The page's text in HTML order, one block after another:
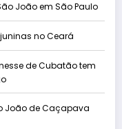
João em São Paulo
no Ceará
de Cubatão tem
João de Caçapava